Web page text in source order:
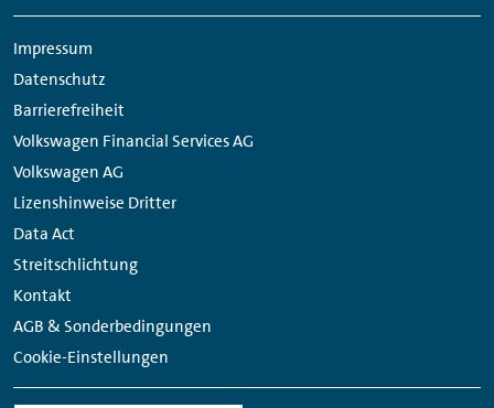
Navigation
Impressum
Datenschutz
Barrierefreiheit
Volkswagen Financial Services AG
Volkswagen AG
Lizenshinweise Dritter
Data Act
Streitschlichtung
Kontakt
AGB & Sonderbedingungen
Cookie-Einstellungen
Medien
Links